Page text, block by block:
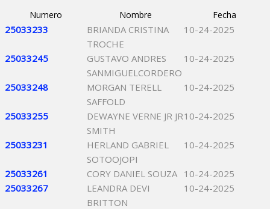
Numero Nombre Fecha
25033233
BRIANDA CRISTINA
TROCHE
10-24-2025
25033245
GUSTAVO ANDRES
SANMIGUELCORDERO
10-24-2025
25033248
MORGAN TERELL
SAFFOLD
10-24-2025
25033255
DEWAYNE VERNE JR JR
SMITH
10-24-2025
25033231
HERLAND GABRIEL
SOTOOJOPI
10-24-2025
25033261 CORY DANIEL SOUZA 10-24-2025
25033267
LEANDRA DEVI
BRITTON
10-24-2025